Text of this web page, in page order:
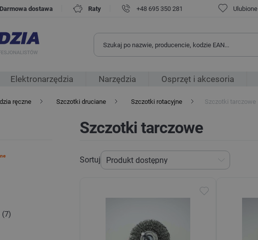
Darmowa dostawa Raty +48 695 350 281 Ulubione
Elektronarzędzia Narzędzia Osprzęt i akcesoria
ręczne Szczotki druciane Szczotki rotacyjne Szczotki tarczowe
Szczotki tarczowe
Sortuj